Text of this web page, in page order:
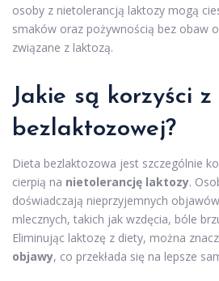
osoby z nietolerancją laktozy mogą
smaków oraz pożywnością bez obaw
związane z laktozą.
Jakie są korzyści
bezlaktozowej?
Dieta bezlaktozowa jest szczególnie
cierpią na nietolerancję laktozy.
doświadczają nieprzyjemnych
mlecznych, takich jak wzdęcia, bóle
Eliminując laktozę z diety, można
objawy, co przekłada się na lepsze